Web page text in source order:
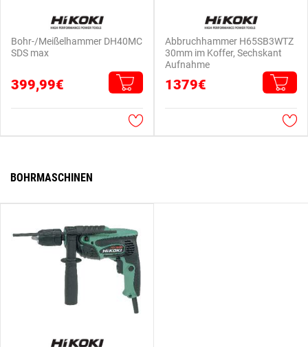
Bohr-/Meißelhammer DH40MC
SDS max
399,99€
Abbruchhammer H65SB3WTZ
30mm im Koffer, Sechskant
Aufnahme
1379€
BOHRMASCHINEN